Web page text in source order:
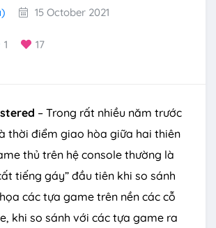
15 October 2021
1 17
– Trong rất nhiều năm trước
thời điểm giao hòa giữa hai thiên
thủ trên hệ console thường là
tiếng gáy” đầu tiên khi so sánh
các tựa game trên nền các cỗ
khi so sánh với các tựa game ra